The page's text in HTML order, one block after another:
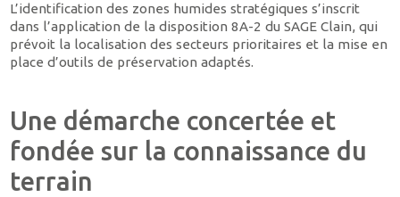
L’identification des zones humides stratégiques s’inscrit
dans l’application de la disposition 8A-2 du SAGE Clain, qui
prévoit la localisation des secteurs prioritaires et la mise en
place d’outils de préservation adaptés.
Une démarche concertée et
fondée sur la connaissance du
terrain